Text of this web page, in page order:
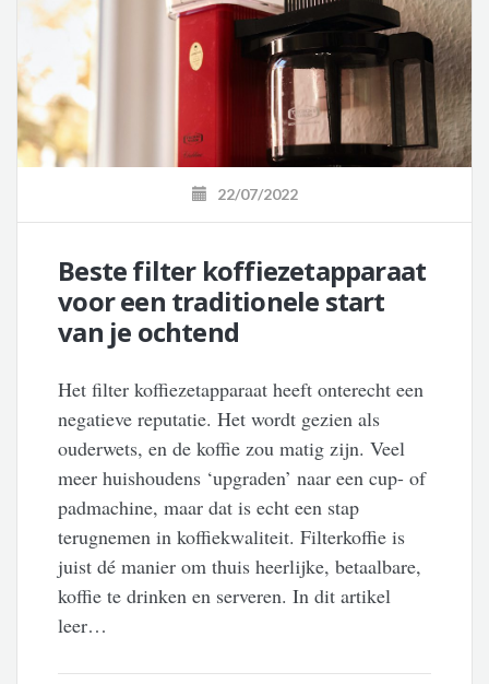
22/07/2022
Beste filter koffiezetapparaat
voor een traditionele start
van je ochtend
Het filter koffiezetapparaat heeft onterecht een
negatieve reputatie. Het wordt gezien als
ouderwets, en de koffie zou matig zijn. Veel
meer huishoudens ‘upgraden’ naar een cup- of
padmachine, maar dat is echt een stap
terugnemen in koffiekwaliteit. Filterkoffie is
juist dé manier om thuis heerlijke, betaalbare,
koffie te drinken en serveren. In dit artikel
leer…